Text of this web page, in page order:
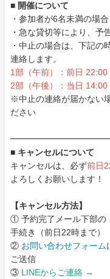
■ 開催について
・参加者が6名未満の場
・急な貸切等により、予
・中止の場合は、下記の
連絡します。
1部（午前）：前日 22:00
2部（午後）：当日 14:00
※中止の連絡が届かない
ださい
■ キャンセルについて
キャンセルは、必ず前日
よろしくお願いします！
【キャンセル方法】
① 予約完了メール下部の
手続き（前日22時まで）
② お問い合わせフォーム
ご送信
③ LINEからご連絡 →